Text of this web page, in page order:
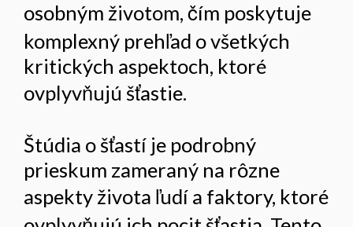
osobným životom, čím poskytuje
komplexný prehľad o všetkých
kritických aspektoch, ktoré
ovplyvňujú šťastie.
Štúdia o šťastí je podrobný
prieskum zameraný na rôzne
aspekty života ľudí a faktory, ktoré